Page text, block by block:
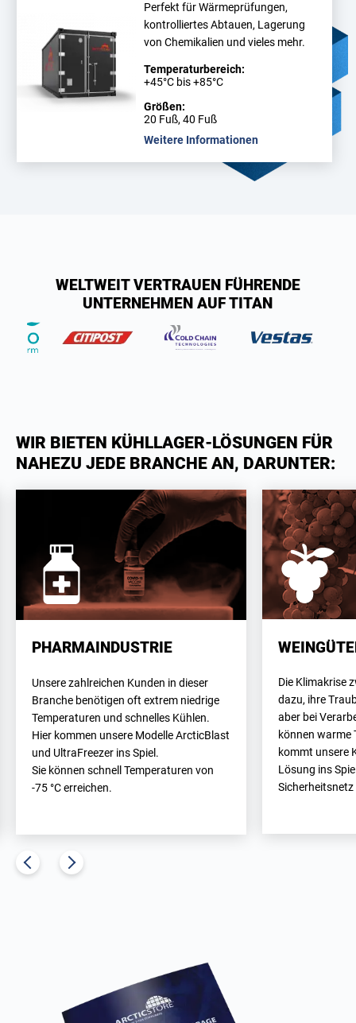
Perfekt für Wärmeprüfungen,
kontrolliertes Abtauen, Lagerung
von Chemikalien und vieles mehr.
Temperaturbereich:
+45°C bis +85°C
Größen:
20 Fuß, 40 Fuß
Weitere Informationen
WELTWEIT VERTRAUEN FÜHRENDE
UNTERNEHMEN AUF TITAN
WIR BIETEN KÜHLLAGER-LÖSUNGEN FÜR
NAHEZU JEDE BRANCHE AN, DARUNTER:
PHARMAINDUSTRIE
Unsere zahlreichen Kunden in dieser
Branche benötigen oft extrem niedrige
Temperaturen und schnelles Kühlen.
Hier kommen unsere Modelle ArcticBlast
und UltraFreezer ins Spiel.
Sie können schnell Temperaturen von
-75 °C erreichen.
Die Klimakrise
dazu, ihre
aber bei
können warme
kommt unsere
Lösung ins